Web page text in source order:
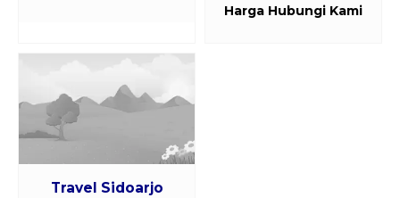
Harga Hubungi Kami
Travel Sidoarjo